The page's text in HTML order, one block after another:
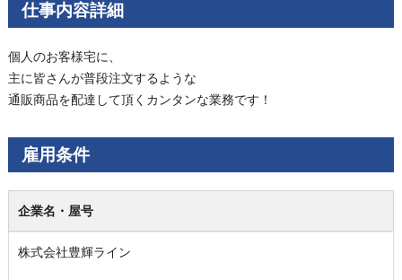
仕事内容詳細
個人のお客様宅に、
主に皆さんが普段注文するような
通販商品を配達して頂くカンタンな業務です！
雇用条件
企業名・屋号
株式会社豊輝ライン